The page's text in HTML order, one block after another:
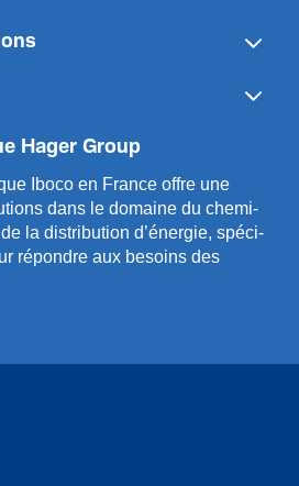
Hager Group
Iboco en France offre une
dans le domaine du chemi­
la distri­bution d’énergie, spéci­
répondre aux besoins des